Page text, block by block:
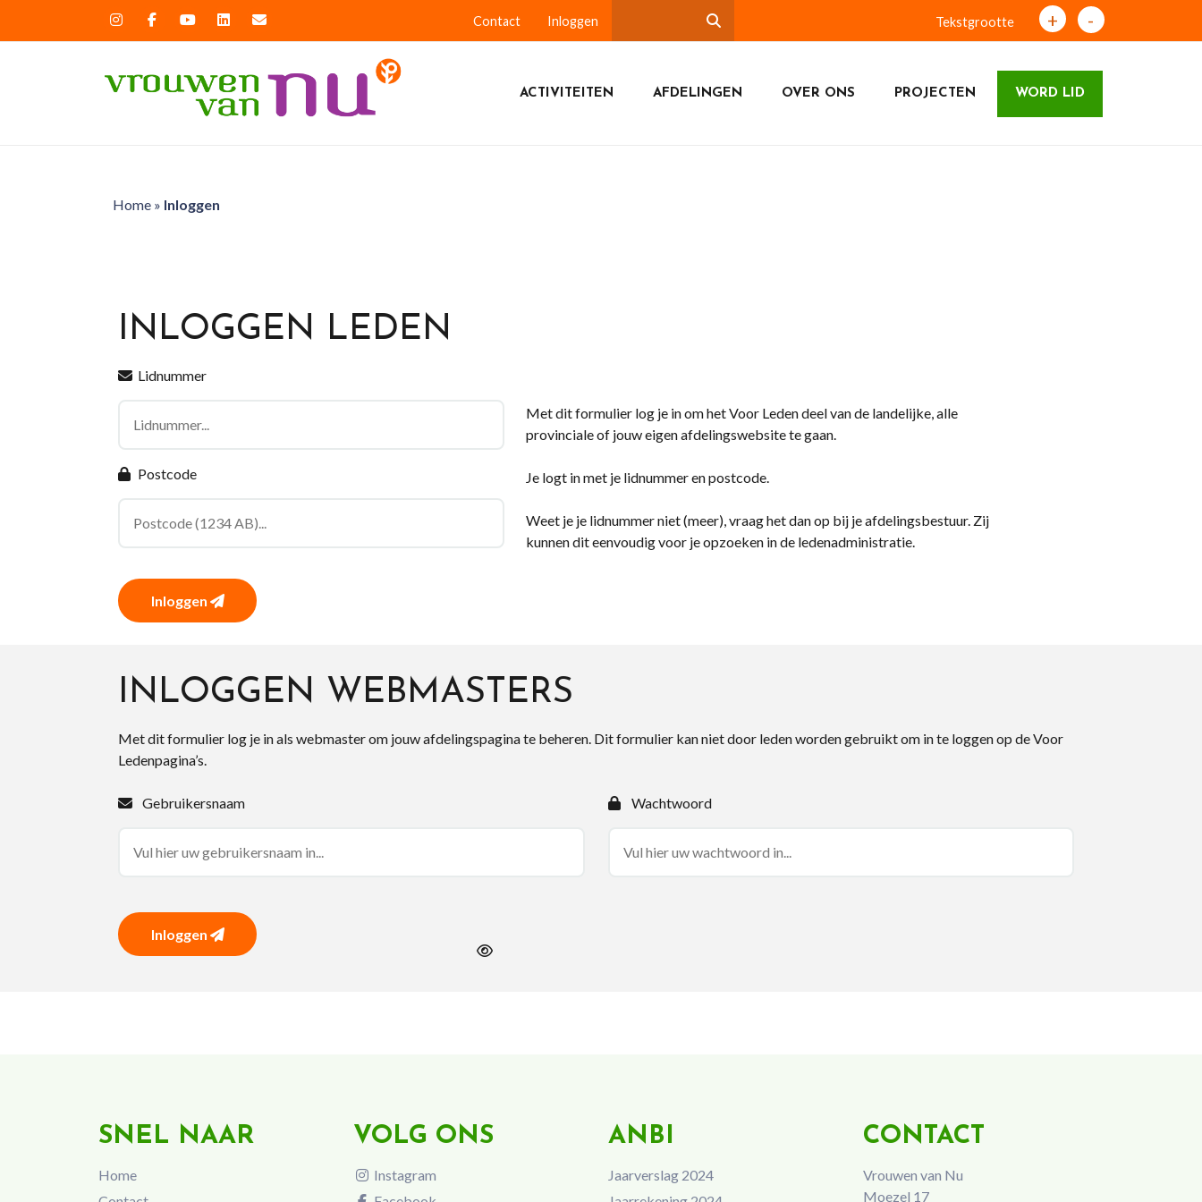
Contact Inloggen Tekstgrootte + -
ACTIVITEITEN AFDELINGEN OVER ONS PROJECTEN WORD LID
Home» Inloggen
INLOGGEN LEDEN
Lidnummer
Postcode
Inloggen
Met dit formulier log je in om het Voor Leden deel van de landelijke, alle
provinciale of jouw eigen afdelingswebsite te gaan.
Je logt in met je lidnummer en postcode.
Weet je je lidnummer niet (meer), vraag het dan op bij je afdelingsbestuur. Zij
kunnen dit eenvoudig voor je opzoeken in de ledenadministratie.
INLOGGEN WEBMASTERS
Met dit formulier log je in als webmaster om jouw afdelingspagina te beheren. Dit formulier kan niet door leden worden gebruikt om in te loggen op de Voor
Ledenpagina’s.
Gebruikersnaam Wachtwoord
Inloggen
SNEL NAAR
Home
VOLG ONS
Instagram
ANBI
Jaarverslag 2024
CONTACT
Vrouwen van Nu
Moezel 17